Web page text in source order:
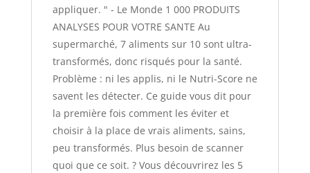
appliquer. " - Le Monde 1 000 PRODUITS
ANALYSES POUR VOTRE SANTE Au
supermarché, 7 aliments sur 10 sont ultra-
transformés, donc risqués pour la santé.
Problème : ni les applis, ni le Nutri-Score ne
savent les détecter. Ce guide vous dit pour
la première fois comment les éviter et
choisir à la place de vrais aliments, sains,
peu transformés. Plus besoin de scanner
quoi que ce soit. ? Vous découvrirez les 5